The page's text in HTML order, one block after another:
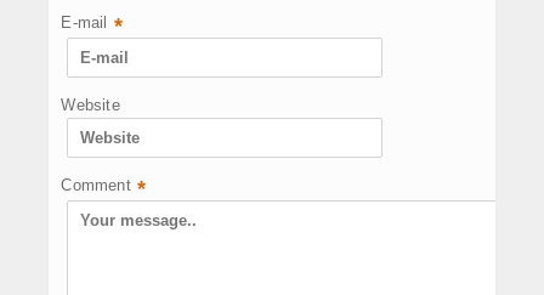
E-mail *
Website
Comment *